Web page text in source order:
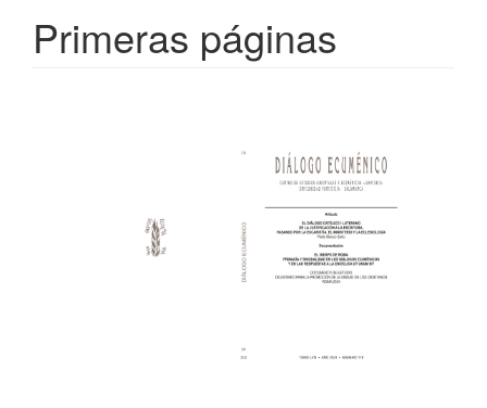
Primeras páginas